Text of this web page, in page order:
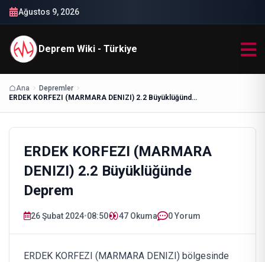
Ağustos 9, 2026
Deprem Wiki - Türkiye
Ana
Depremler
ERDEK KORFEZI (MARMARA DENIZI) 2.2 Büyüklüğünde Deprem
ERDEK KORFEZI (MARMARA
DENIZI) 2.2 Büyüklüğünde
Deprem
26 Şubat 2024•08:50 47 Okuma 0 Yorum
ERDEK KORFEZI (MARMARA DENIZI) bölgesinde